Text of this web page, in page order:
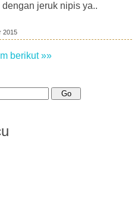
jeruk nipis ya..
2015
berikut »»